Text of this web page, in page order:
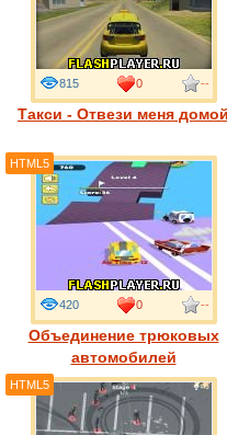
Такси - Отвези меня домой
815 0 --
Объединение трюковых
автомобилей
420 0 --
HTML5
HTML5